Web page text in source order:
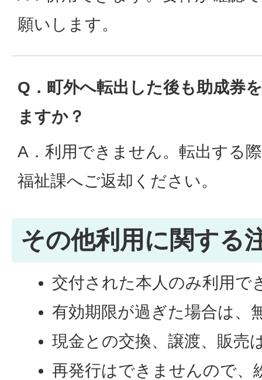
願いします。
Q．町外へ転出した後も助成券
ますか？
A．利用できません。転出する
福祉課へご返却ください。
その他利用に関する
交付された本人のみ利用で
有効期限が過ぎた場合は、
現金との交換、譲渡、販売
再発行はできませんので、